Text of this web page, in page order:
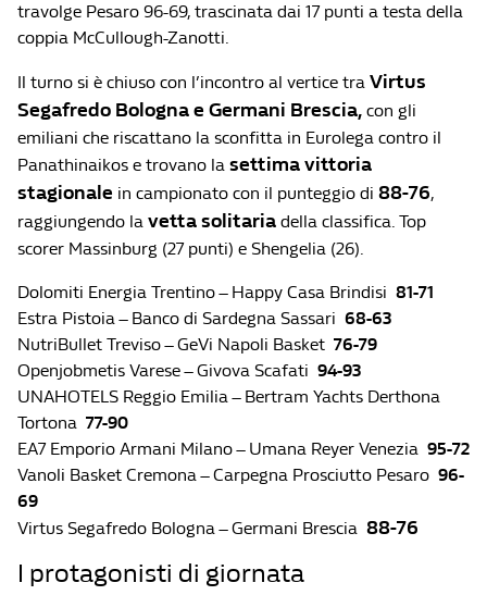
travolge Pesaro 96-69, trascinata dai 17 punti a testa della
coppia McCullough-Zanotti.
Il turno si è chiuso con l’incontro al vertice tra Virtus
Segafredo Bologna e Germani Brescia, con gli
emiliani che riscattano la sconfitta in Eurolega contro il
Panathinaikos e trovano la settima vittoria
stagionale in campionato con il punteggio di 88-76,
raggiungendo la vetta solitaria della classifica. Top
scorer Massinburg (27 punti) e Shengelia (26).
Dolomiti Energia Trentino – Happy Casa Brindisi 81-71
Estra Pistoia – Banco di Sardegna Sassari 68-63
NutriBullet Treviso – GeVi Napoli Basket 76-79
Openjobmetis Varese – Givova Scafati 94-93
UNAHOTELS Reggio Emilia – Bertram Yachts Derthona
Tortona 77-90
EA7 Emporio Armani Milano – Umana Reyer Venezia 95-72
Vanoli Basket Cremona – Carpegna Prosciutto Pesaro 96-
69
Virtus Segafredo Bologna – Germani Brescia 88-76
I protagonisti di giornata